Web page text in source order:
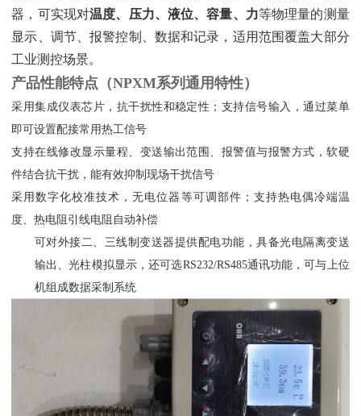
器，可实现对‌温度、压力、液位、容量、力‌等物理量的测量
显示、调节、报警控制、数据和记录，适用范围覆盖大部分
工业测控场景。
产品性能特点（NPXM系列通用特性）
采用集成仪表芯片，抗干扰性和稳定性；支持信号输入，通过菜单
即可设置配接常用热工信号
支持在线修改显示量程、变送输出范围、报警值与报警方式，软硬
件结合抗干扰，能有效抑制现场干扰信号
采用数字化校准技术，无电位器等可调部件；支持热电偶冷端温
度、热电阻引线电阻自动补偿
可对外接二、三线制变送器提供配电功能，具备光电隔离变送
输出、光柱模拟显示，还可选RS232/RS485通讯功能，可与上位
机组成数据采制系统